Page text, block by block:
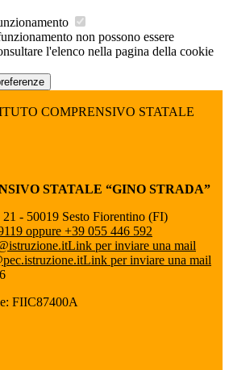
non possono essere
l'elenco nella pagina della cookie
COMPRENSIVO STATALE
STATALE “GINO STRADA”
- 50019 Sesto Fiorentino (FI)
oppure +39 055 446 592
Link per inviare una mail
Link per inviare una mail
FIIC87400A